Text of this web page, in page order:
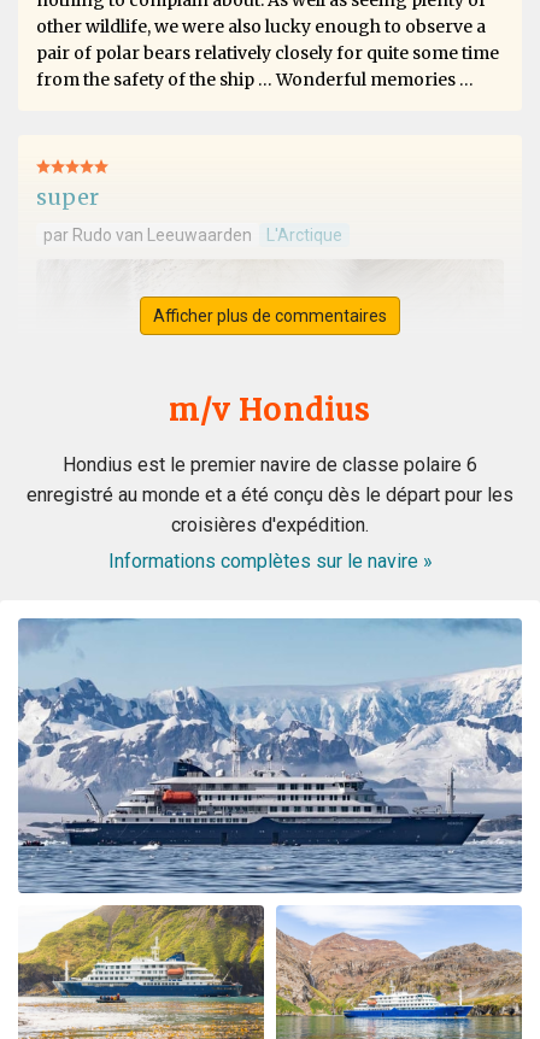
other wildlife, we were also lucky enough to observe a
pair of polar bears relatively closely for quite some time
from the safety of the ship … Wonderful memories …
super
par Rudo van Leeuwaarden L'Arctique
ongeloofelijke ervaring
My Second Oceanwide Expedition!
par John Zingrich L'Arctique
Afficher plus de commentaires
m/v Hondius
Hondius est le premier navire de classe polaire 6
enregistré au monde et a été conçu dès le départ pour les
croisières d'expédition.
Informations complètes sur le navire »